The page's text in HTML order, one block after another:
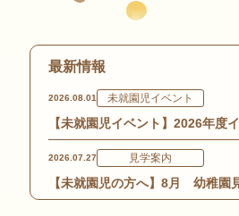
最新情報
2026.08.01 未就園児イベント
【未就園児イベント】2026年度
2026.07.27 見学案内
【未就園児の方へ】8月 幼稚園